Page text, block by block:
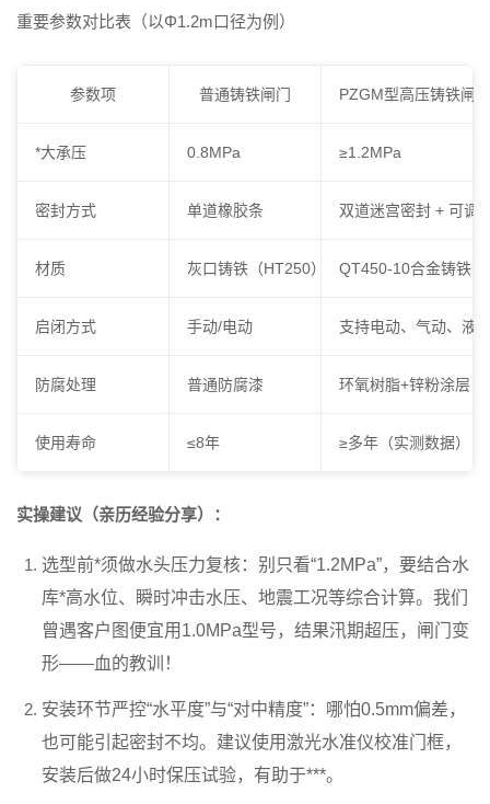
重要参数对比表（以Φ1.2m口径为例）
参数项 普通铸铁闸门 PZGM型高压铸铁闸门
*大承压 0.8MPa ≥1.2MPa
密封方式 单道橡胶条 双道迷宫密封 + 可调
材质 灰口铸铁（HT250） QT450-10合金铸铁
启闭方式 手动/电动 支持电动、气动、液
防腐处理 普通防腐漆 环氧树脂+锌粉涂层
使用寿命 ≤8年 ≥多年（实测数据）
实操建议（亲历经验分享）：
选型前*须做水头压力复核：别只看“1.2MPa”，要结合水
库*高水位、瞬时冲击水压、地震工况等综合计算。我们
曾遇客户图便宜用1.0MPa型号，结果汛期超压，闸门变
形——血的教训！
安装环节严控“水平度”与“对中精度”：哪怕0.5mm偏差，
也可能引起密封不均。建议使用激光水准仪校准门框，
安装后做24小时保压试验，有助于***。